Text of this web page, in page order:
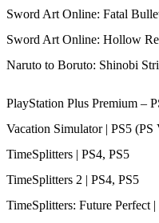
Sword Art Online: Fatal
Sword Art Online: Hollow
Naruto to Boruto: Shinobi
PlayStation Plus Premium –
Vacation Simulator | PS5 (PS
TimeSplitters | PS4, PS5
TimeSplitters 2 | PS4, PS5
TimeSplitters: Future Perfect |